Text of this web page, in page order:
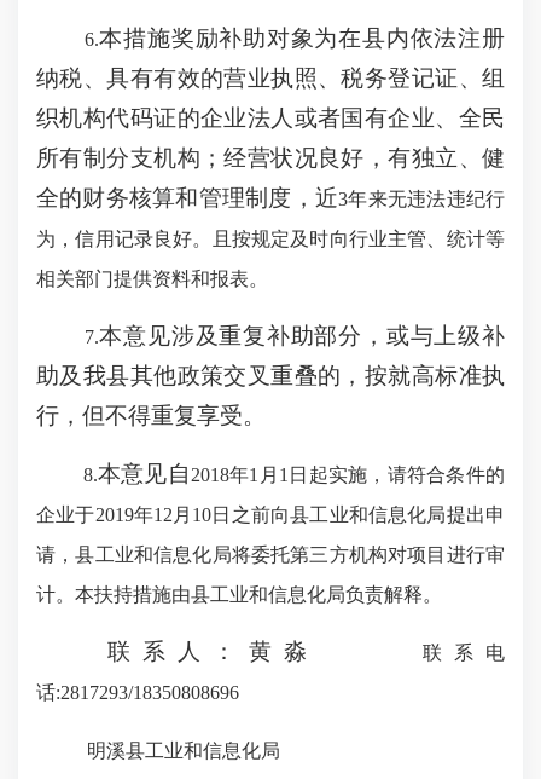
6.本措施奖励补助对象为在县内依法注册
纳税、具有有效的营业执照、税务登记证、组
织机构代码证的企业法人或者国有企业、全民
所有制分支机构；经营状况良好，有独立、健
全的财务核算和管理制度，近3年来无违法违纪行
为，信用记录良好。且按规定及时向行业主管、统计等
相关部门提供资料和报表。
7.本意见涉及重复补助部分，或与上级补
助及我县其他政策交叉重叠的，按就高标准执
行，但不得重复享受。
8.本意见自 2018年1 月 1 日起实施，请符合条件的
企业于2019年12 月 10日之前向县工业和信息化局提出申
请，县工业和信息化局将委托第三方机构对项目进行审
计。本扶持措施由县工业和信息化局负责解释。
联系人：黄淼
联系电
话:2817293/18350808696
明溪县工业和信息化局